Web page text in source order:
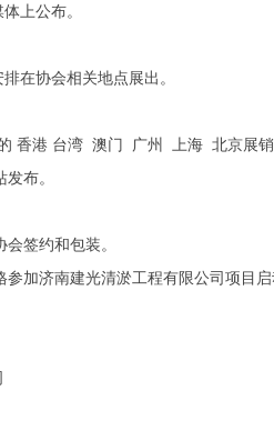
上公布。
在协会相关地点展出。
香港 台湾 澳门 广州 上海 北京展
布。
签约和包装。
参加济南建光清淤工程有限公司项目